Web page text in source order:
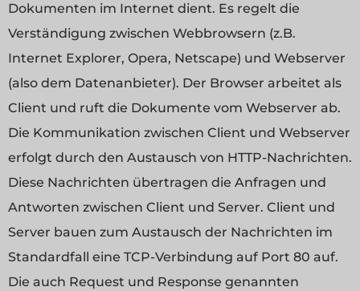
Dokumenten im Internet dient. Es regelt die
Verständigung zwischen Webbrowsern (z.B.
Internet Explorer, Opera, Netscape) und Webserver
(also dem Datenanbieter). Der Browser arbeitet als
Client und ruft die Dokumente vom Webserver ab.
Die Kommunikation zwischen Client und Webserver
erfolgt durch den Austausch von HTTP-Nachrichten.
Diese Nachrichten übertragen die Anfragen und
Antworten zwischen Client und Server. Client und
Server bauen zum Austausch der Nachrichten im
Standardfall eine TCP-Verbindung auf Port 80 auf.
Die auch Request und Response genannten